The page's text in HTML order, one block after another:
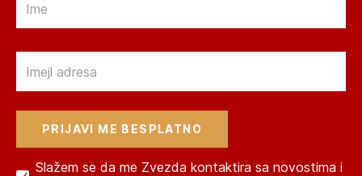
Slažem se da me Zvezda kontaktira sa novostima i